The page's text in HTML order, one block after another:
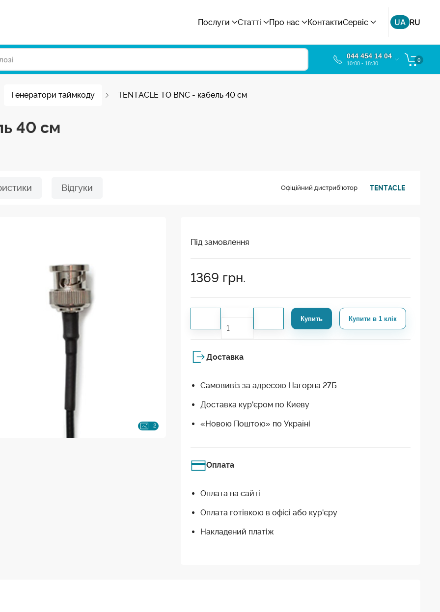
Послуги Статті Про нас КонтактиСервіс UA RU
044 454 14 04
10:00 - 18:30
0
Генератори таймкоду TENTACLE TO BNC - кабель 40 см
40 см
Відгуки Офіційний дистриб'ютор TENTACLE
2
Під замовлення
1369 грн.
Купить Купити в 1 клік
Доставка
Самовивіз за адресою Нагорна 27Б
Доставка кур'єром по Киеву
«Новою Поштою» по Україні
Оплата
Оплата на сайті
Оплата готівкою в офісі або кур'єру
Накладений платіж